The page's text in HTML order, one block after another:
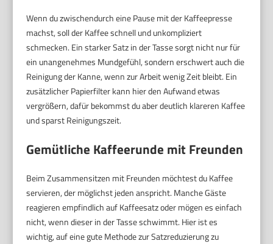
Wenn du zwischendurch eine Pause mit der Kaffeepresse
machst, soll der Kaffee schnell und unkompliziert
schmecken. Ein starker Satz in der Tasse sorgt nicht nur für
ein unangenehmes Mundgefühl, sondern erschwert auch die
Reinigung der Kanne, wenn zur Arbeit wenig Zeit bleibt. Ein
zusätzlicher Papierfilter kann hier den Aufwand etwas
vergrößern, dafür bekommst du aber deutlich klareren Kaffee
und sparst Reinigungszeit.
Gemütliche Kaffeerunde mit Freunden
Beim Zusammensitzen mit Freunden möchtest du Kaffee
servieren, der möglichst jeden anspricht. Manche Gäste
reagieren empfindlich auf Kaffeesatz oder mögen es einfach
nicht, wenn dieser in der Tasse schwimmt. Hier ist es
wichtig, auf eine gute Methode zur Satzreduzierung zu